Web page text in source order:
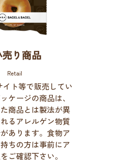
り商品
Retail
ト等で販売してい
ケージの商品は、
商品とは製法が異
るアレルゲン物質
あります。食物ア
ちの方は事前にア
ご確認下さい。